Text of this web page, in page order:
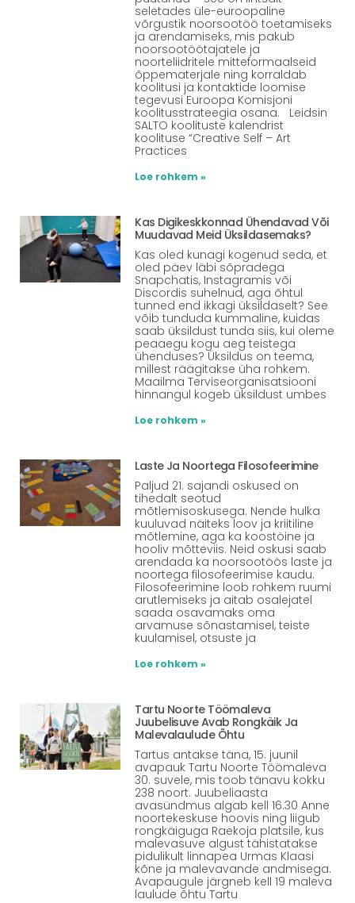
seletades üle-euroopaline
võrgustik noorsootöö toetamiseks
ja arendamiseks, mis pakub
noorsootöötajatele ja
noorteliidritele mitteformaalseid
õppematerjale ning korraldab
koolitusi ja kontaktide loomise
tegevusi Euroopa Komisjoni
koolitusstrateegia osana. Leidsin
SALTO koolituste kalendrist
koolituse “Creative Self – Art
Practices
Loe rohkem »
Kas Digikeskkonnad Ühendavad Või
Muudavad Meid Üksildasemaks?
Kas oled kunagi kogenud seda, et
oled päev läbi sõpradega
Snapchatis, Instagramis või
Discordis suhelnud, aga õhtul
tunned end ikkagi üksildaselt? See
võib tunduda kummaline, kuidas
saab üksildust tunda siis, kui oleme
peaaegu kogu aeg teistega
ühenduses? Üksildus on teema,
millest räägitakse üha rohkem.
Maailma Terviseorganisatsiooni
hinnangul kogeb üksildust umbes
Loe rohkem »
Laste Ja Noortega Filosofeerimine
Paljud 21. sajandi oskused on
tihedalt seotud
mõtlemisoskusega. Nende hulka
kuuluvad näiteks loov ja kriitiline
mõtlemine, aga ka koostöine ja
hooliv mõtteviis. Neid oskusi saab
arendada ka noorsootöös laste ja
noortega filosofeerimise kaudu.
Filosofeerimine loob rohkem ruumi
arutlemiseks ja aitab osalejatel
saada osavamaks oma
arvamuse sõnastamisel, teiste
kuulamisel, otsuste ja
Loe rohkem »
Tartu Noorte Töömaleva
Juubelisuve Avab Rongkäik Ja
Malevalaulude Õhtu
Tartus antakse täna, 15. juunil
avapauk Tartu Noorte Töömaleva
30. suvele, mis toob tänavu kokku
238 noort. Juubeliaasta
avasündmus algab kell 16.30 Anne
noortekeskuse hoovis ning liigub
rongkäiguga Raekoja platsile, kus
malevasuve algust tähistatakse
pidulikult linnapea Urmas Klaasi
kõne ja malevavande andmisega.
Avapaugule järgneb kell 19 maleva
laulude õhtu Tartu